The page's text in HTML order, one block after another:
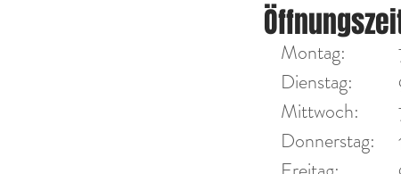
Montag:
Dienstag:
Mittwoch:​
Donnerstag: